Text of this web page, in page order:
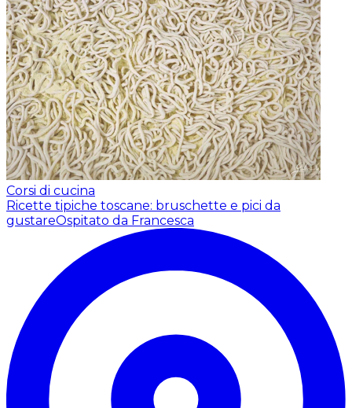
Corsi di cucina
Ricette tipiche toscane: bruschette e pici da
gustareOspitato da Francesca